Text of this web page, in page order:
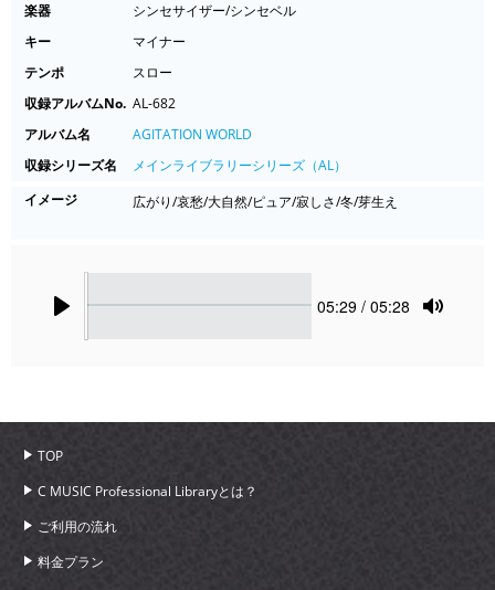
楽器
シンセサイザー/シンセベル
キー
マイナー
テンポ
スロー
収録アルバムNo. AL-682
アルバム名
AGITATION WORLD
収録シリーズ名
メインライブラリーシリーズ（AL）
イメージ
広がり/哀愁/大自然/ピュア/寂しさ/冬/芽生え
Current
05:29 / 05:28
TOP
C MUSIC Professional Libraryとは？
ご利用の流れ
料金プラン